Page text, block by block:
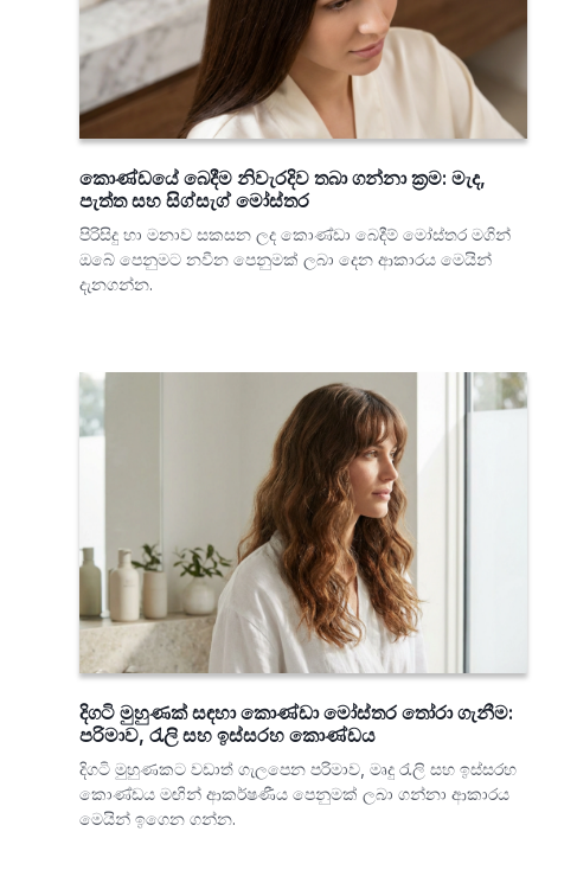
කොණ්ඩයේ බෙදීම නිවැරදිව තබා ගන්නා ක්‍රම: මැද,
පැත්ත සහ සිග්සැග් මෝස්තර
පිරිසිදු හා මනාව සකසන ලද කොණ්ඩා බෙදීම් මෝස්තර මගින්
ඔබේ පෙනුමට නවීන පෙනුමක් ලබා දෙන ආකාරය මෙයින්
දැනගන්න.
දිගටි මුහුණක් සඳහා කොණ්ඩා මෝස්තර තෝරා ගැනීම:
පරිමාව, රැලි සහ ඉස්සරහ කොණ්ඩය
දිගටි මුහුණකට වඩාත් ගැලපෙන පරිමාව, මෘදු රැලි සහ ඉස්සරහ
කොණ්ඩය මඟින් ආකර්ෂණීය පෙනුමක් ලබා ගන්නා ආකාරය
මෙයින් ඉගෙන ගන්න.